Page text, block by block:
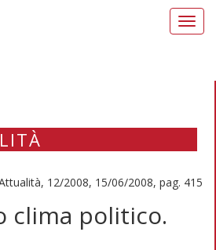
12/2008, 15/06/2008, pag. 415
clima politico.